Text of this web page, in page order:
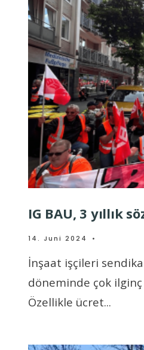
IG BAU, 3 yıllık
14. Juni 2024 •
İnşaat işçileri
döneminde çok
Özellikle ücret...